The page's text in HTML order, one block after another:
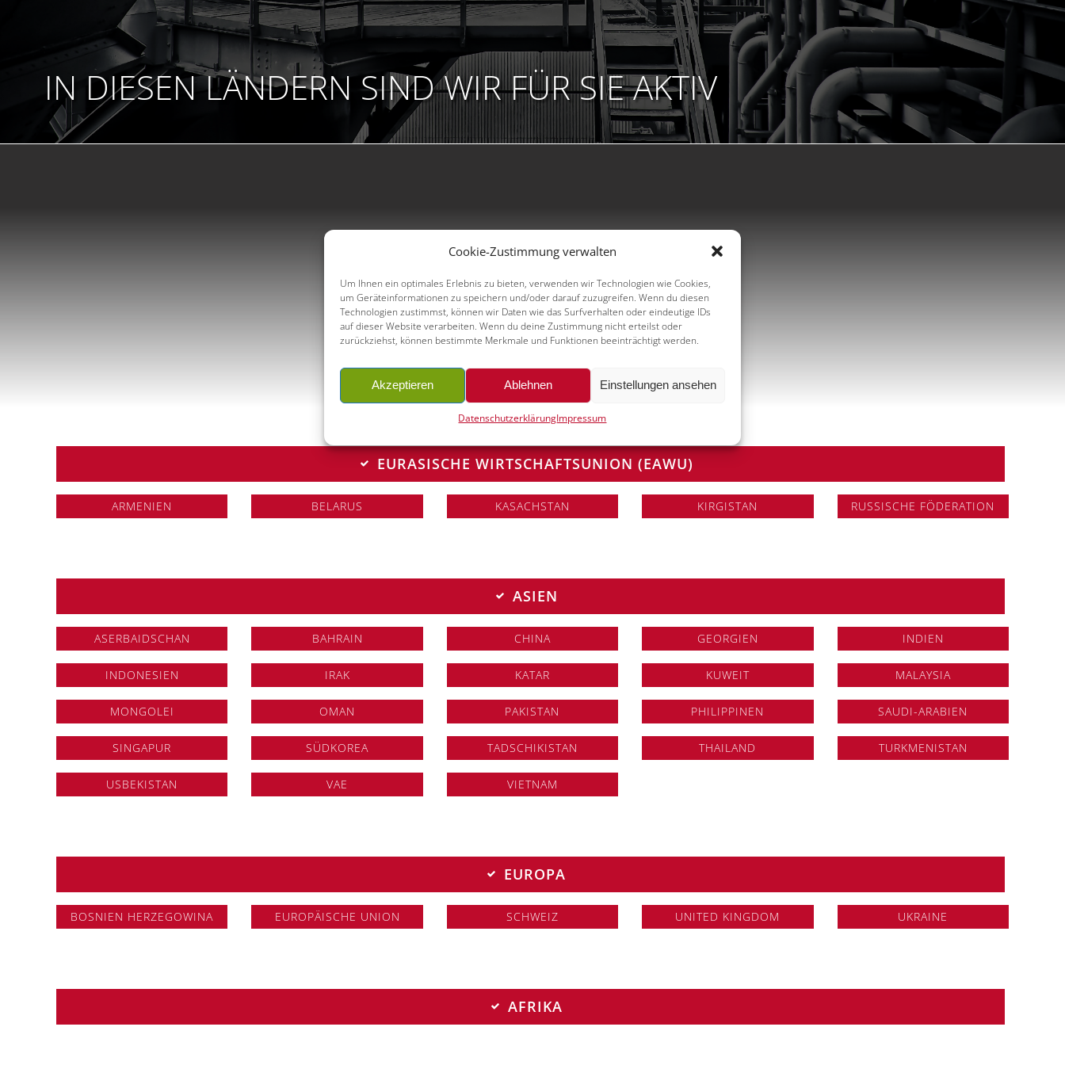
Cookie-Zustimmung verwalten
Um Ihnen ein optimales Erlebnis zu bieten, verwenden wir Technologien wie Cookies,
um Geräteinformationen zu speichern und/oder darauf zuzugreifen. Wenn du diesen
Technologien zustimmst, können wir Daten wie das Surfverhalten oder eindeutige IDs
auf dieser Website verarbeiten. Wenn du deine Zustimmung nicht erteilst oder
zurückziehst, können bestimmte Merkmale und Funktionen beeinträchtigt werden.
Akzeptieren Ablehnen Einstellungen ansehen
DatenschutzerklärungImpressum
IN DIESEN LÄNDERN SIND WIR FÜR SIE AKTIV
EURASISCHE WIRTSCHAFTSUNION (EAWU)
ARMENIEN BELARUS KASACHSTAN KIRGISTAN RUSSISCHE FÖDERATION
ASIEN
ASERBAIDSCHAN BAHRAIN CHINA GEORGIEN INDIEN
INDONESIEN IRAK KATAR KUWEIT MALAYSIA
MONGOLEI OMAN PAKISTAN PHILIPPINEN SAUDI-ARABIEN
SINGAPUR SÜDKOREA TADSCHIKISTAN THAILAND TURKMENISTAN
USBEKISTAN VAE VIETNAM
EUROPA
BOSNIEN HERZEGOWINA EUROPÄISCHE UNION SCHWEIZ UNITED KINGDOM UKRAINE
AFRIKA